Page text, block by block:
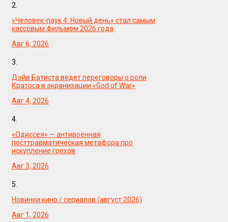
2.
«Человек-паук 4: Новый день» стал самым
кассовым фильмом 2026 года
Авг 6, 2026
3.
Дэйв Батиста ведет переговоры о роли
Кратоса в экранизации «God of War»
Авг 4, 2026
4.
«Одиссея» — антивоенная
посттравматическая метафора про
искупление грехов
Авг 3, 2026
5.
Новинки кино / сериалов (август 2026)
Авг 1, 2026